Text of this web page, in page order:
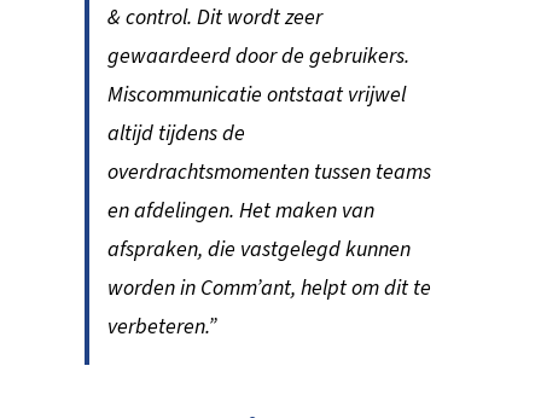
& control. Dit wordt zeer
gewaardeerd door de gebruikers.
Miscommunicatie ontstaat vrijwel
altijd tijdens de
overdrachtsmomenten tussen teams
en afdelingen. Het maken van
afspraken, die vastgelegd kunnen
worden in Comm’ant, helpt om dit te
verbeteren.”